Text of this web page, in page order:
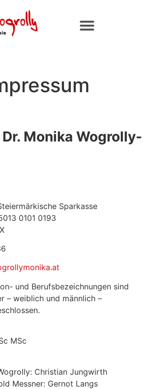
Dr. Monika Wogrolly-
Sparkasse
0101 0193
und Berufsbezeichnungen sind
– weiblich und männlich –
MSc
Christian Jungwirth
Messner: Gernot Langs